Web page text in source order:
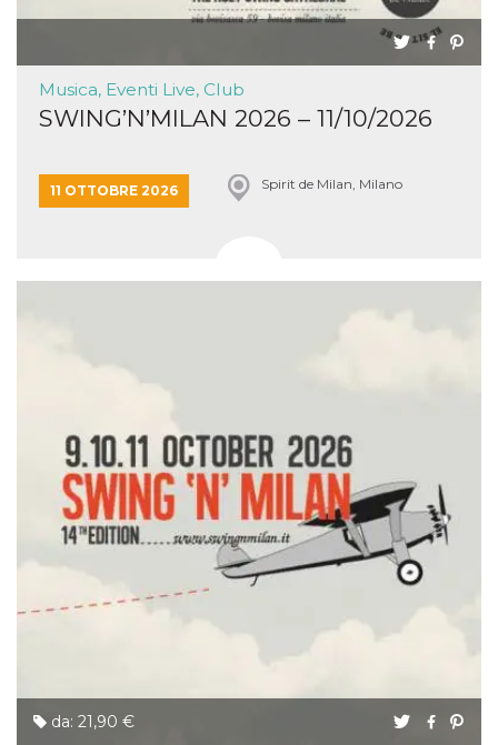
Musica, Eventi Live, Club
SWING’N’MILAN 2026 – 11/10/2026
11 OTTOBRE 2026 Spirit de Milan, Milano
da: 21,90 €